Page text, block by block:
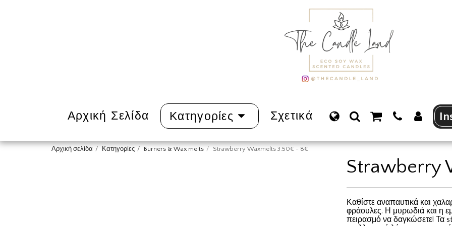
Αρχική Σελίδα Κατηγορίες Σχετικά
Αρχική σελίδα Κατηγορίες Burners & Wax melts Strawberry Waxmelts 3.50€ - 8€
Strawberry
Καθίστε αναπαυτικά και
φράουλες. Η μυρωδιά και η
πειρασμό να δαγκώσετε! Τα